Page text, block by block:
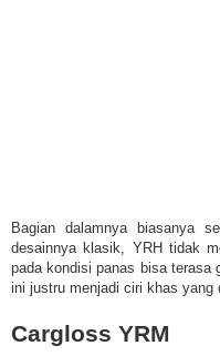
Bagian dalamnya biasanya
desainnya klasik, YRH tidak
pada kondisi panas bisa terasa
ini justru menjadi ciri khas yang
Cargloss YRM